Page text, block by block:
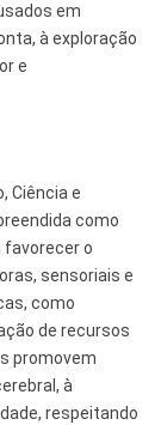
em
à exploração
e
Ciência e
como
favorecer o
sensoriais e
como
de recursos
promovem
à
respeitando